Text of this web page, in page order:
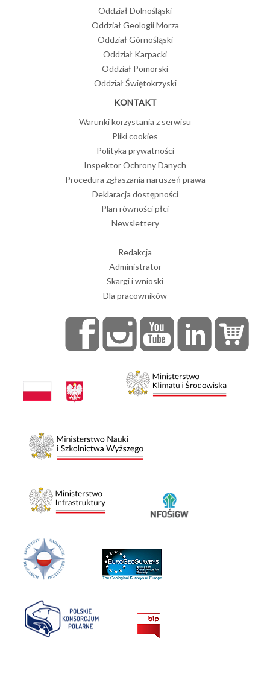
Oddział Dolnośląski
Oddział Geologii Morza
Oddział Górnośląski
Oddział Karpacki
Oddział Pomorski
Oddział Świętokrzyski
KONTAKT
Warunki korzystania z serwisu
Pliki cookies
Polityka prywatności
Inspektor Ochrony Danych
Procedura zgłaszania naruszeń prawa
Deklaracja dostępności
Plan równości płci
Newslettery
Redakcja
Administrator
Skargi i wnioski
Dla pracowników